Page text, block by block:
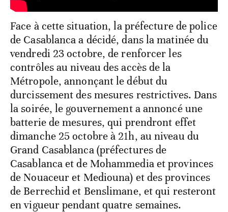
Face à cette situation, la préfecture de police
de Casablanca a décidé, dans la matinée du
vendredi 23 octobre, de renforcer les
contrôles au niveau des accès de la
Métropole, annonçant le début du
durcissement des mesures restrictives. Dans
la soirée, le gouvernement a annoncé une
batterie de mesures, qui prendront effet
dimanche 25 octobre à 21h, au niveau du
Grand Casablanca (préfectures de
Casablanca et de Mohammedia et provinces
de Nouaceur et Mediouna) et des provinces
de Berrechid et Benslimane, et qui resteront
en vigueur pendant quatre semaines.